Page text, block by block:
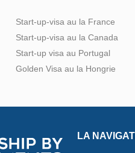
Start-up-visa au la France
Start-up-visa au la Canada
Start-up visa au Portugal
Golden Visa au la Hongrie
LA